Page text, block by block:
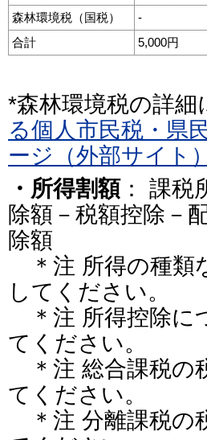
森林環境税（国税）
-
合計
5,000円
*森林環境税の詳細
る個人市民税・県
ージ（外部サイト）
・所得割額： 課税
除額－税額控除－
除額
＊注 所得の種類
してください。
＊注 所得控除に
てください。
＊注 総合課税の
てください。
＊注 分離課税の